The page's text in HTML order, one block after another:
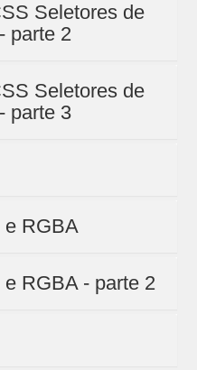
Seletores de
parte 2
Seletores de
parte 3
e RGBA
RGBA - parte 2